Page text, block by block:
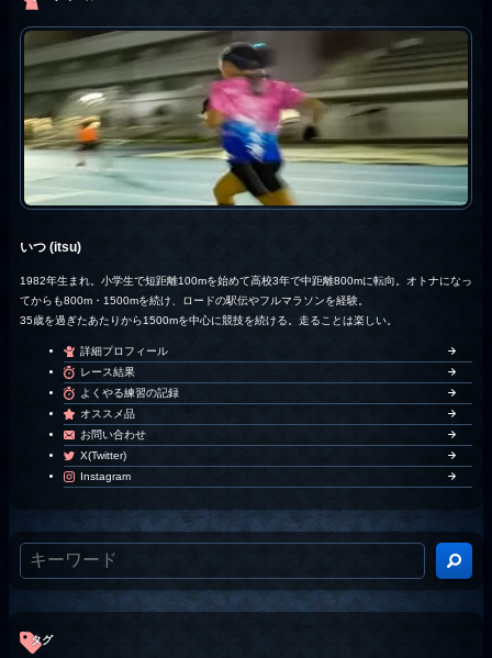
いつ (itsu)
1982年生まれ。小学生で短距離100mを始めて高校3年で中距離800mに転向。オトナになっ
てからも800m・1500mを続け、ロードの駅伝やフルマラソンを経験。
35歳を過ぎたあたりから1500mを中心に競技を続ける。走ることは楽しい。
詳細プロフィール
レース結果
よくやる練習の記録
オススメ品
お問い合わせ
X(Twitter)
Instagram
タグ